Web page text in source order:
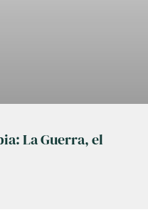
La Guerra, el